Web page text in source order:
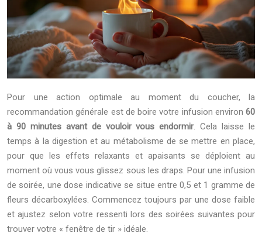
Pour une action optimale au moment du coucher, la
recommandation générale est de boire votre infusion environ 60
à 90 minutes avant de vouloir vous endormir. Cela laisse le
temps à la digestion et au métabolisme de se mettre en place,
pour que les effets relaxants et apaisants se déploient au
moment où vous vous glissez sous les draps. Pour une infusion
de soirée, une dose indicative se situe entre 0,5 et 1 gramme de
fleurs décarboxylées. Commencez toujours par une dose faible
et ajustez selon votre ressenti lors des soirées suivantes pour
trouver votre « fenêtre de tir » idéale.